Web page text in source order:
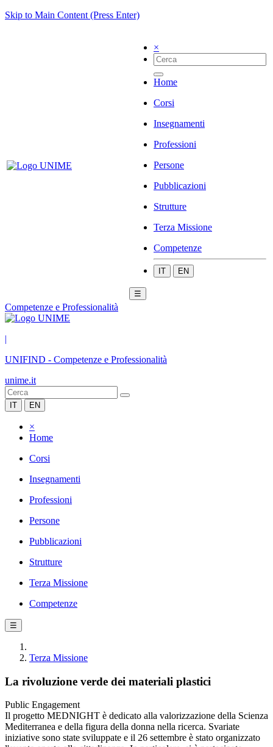
Skip to Main Content (Press Enter)
×
Home
Corsi
Insegnamenti
Professioni
Persone
Pubblicazioni
Strutture
Terza Missione
Competenze
IT EN
☰
Competenze e Professionalità
|
UNIFIND - Competenze e Professionalità
unime.it
IT EN
×
Home
Corsi
Insegnamenti
Professioni
Persone
Pubblicazioni
Strutture
Terza Missione
Competenze
☰
Terza Missione
La rivoluzione verde dei materiali plastici
Public Engagement
Il progetto MEDNIGHT è dedicato alla valorizzazione della Scienza
Mediterranea e della figura della donna nella ricerca. Svariate
iniziative sono state sviluppate e il 26 settembre è stato organizzato